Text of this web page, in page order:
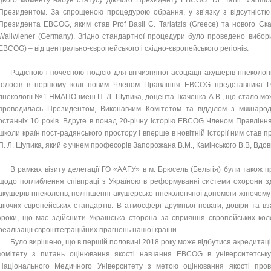
За спрощеною процедурою обрання, у зв’язку з
EBCOG, яким став Prof Basil C. Tarlatzis (Greece) та нового
(Germany). Згідно стандартної процедури було проведено
– від центрально-європейського і східно-європейського регіонів.
Радісною і почесною подією для вітчизняної асоціації акушерів-
в першому колі новим Членом Правління EBCOG
№1 НМАПО імені П. Л. Шупика, доцента Ткаченка А.В., що стало
Президентом, Виконавчим Комітетом та відділом з
10 років. Вдруге в понад 20-річну історію EBCOG Членом
країн пост-радянського простору і вперше в новітній історії ним
Л. Шупика, який є учнем професорів Запорожана В.М., Камінського В.В,
В рамках візиту делегації ГО «ААГУ» в м. Брюсель (Бельгія) були також
поглиблення співпраці з Україною в реформуванні системи охорони
гінекологів, поліпшенні акушерсько-гінекологічної допомоги
європейських стандартів. В атмосфері дружньої поваги, довіри та
що має здійснити Українська сторона за сприяння європейських
євроінтеграційних прагнень нашої країни.
Було вирішено, що в першій половині 2018 року може відбутися
з питань оцінювання якості навчання EBCOG в
Медичного Університету з метою оцінювання якості